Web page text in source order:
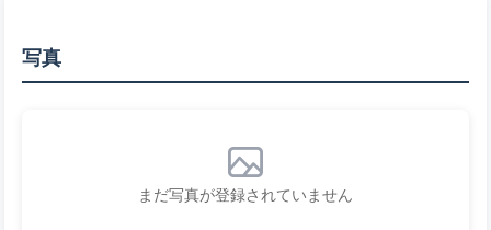
写真
まだ写真が登録されていません